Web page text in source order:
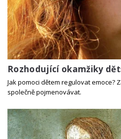
Rozhodující okamžiky
Jak pomoci dětem regulovat emoce?
společně pojmenovávat.